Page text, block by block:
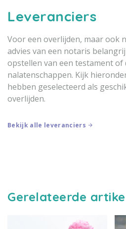
Leveranciers
Voor een overlijden, maar ook
advies van een notaris
opstellen van een testament of
nalatenschappen. Kijk
hebben geselecteerd als
overlijden.
Bekijk alle leveranciers
Gerelateerde